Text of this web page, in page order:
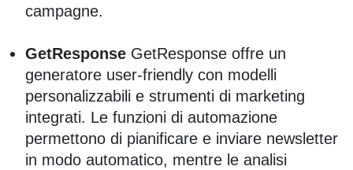
campagne.
GetResponse GetResponse offre un
generatore user-friendly con modelli
personalizzabili e strumenti di marketing
integrati. Le funzioni di automazione
permettono di pianificare e inviare newsletter
in modo automatico, mentre le analisi